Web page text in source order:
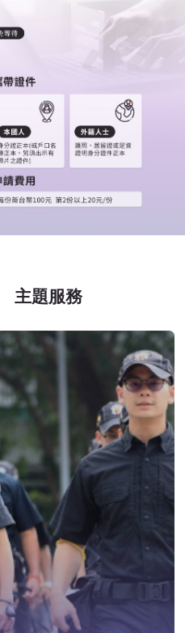
主題服務